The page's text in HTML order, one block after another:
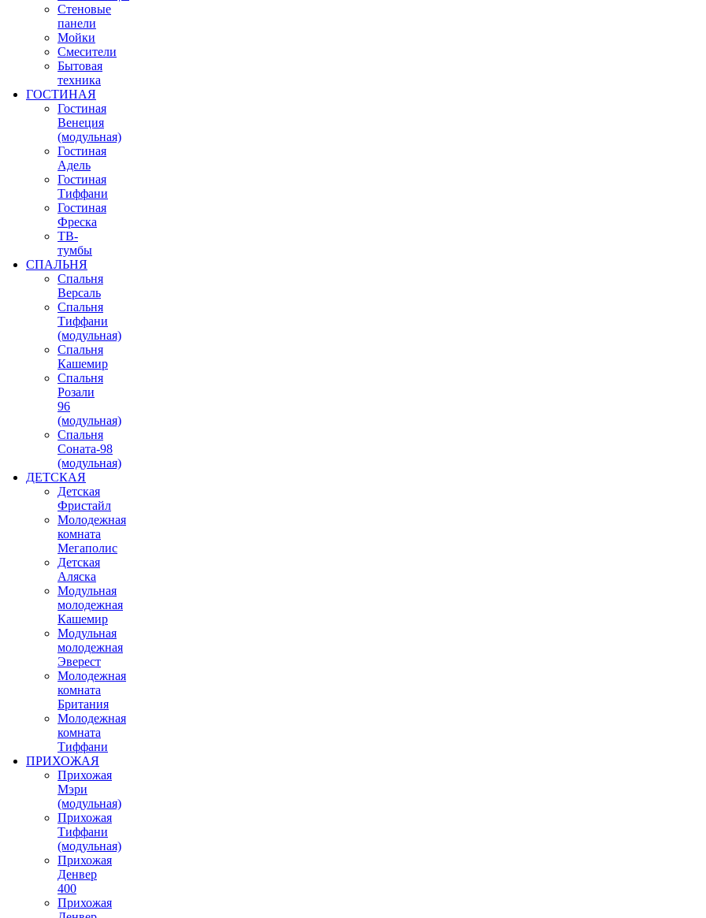
Стеновые
панели
Мойки
Смесители
Бытовая
техника
ГОСТИНАЯ
Гостиная
Венеция
(модульная)
Гостиная
Адель
Гостиная
Тиффани
Гостиная
Фреска
ТВ-
тумбы
СПАЛЬНЯ
Спальня
Версаль
Спальня
Тиффани
(модульная)
Спальня
Кашемир
Спальня
Розали
96
(модульная)
Спальня
Соната-98
(модульная)
ДЕТСКАЯ
Детская
Фристайл
Молодежная
комната
Мегаполис
Детская
Аляска
Модульная
молодежная
Кашемир
Модульная
молодежная
Эверест
Молодежная
комната
Британия
Молодежная
комната
Тиффани
ПРИХОЖАЯ
Прихожая
Мэри
(модульная)
Прихожая
Тиффани
(модульная)
Прихожая
Денвер
400
Прихожая